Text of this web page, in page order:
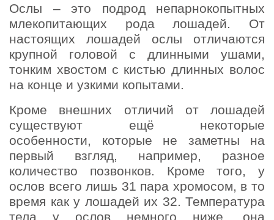
Ослы – это подрод непарнокопытных
млекопитающих рода лошадей. От
настоящих лошадей ослы отличаются
крупной головой с длинными ушами,
тонким хвостом с кистью длинных волос
на конце и узкими копытами.
Кроме внешних отличий от лошадей
существуют ещё некоторые
особенности, которые не заметны на
первый взгляд, например, разное
количество позвонков. Кроме того, у
ослов всего лишь 31 пара хромосом, в то
время как у лошадей их 32. Температура
тела у ослов немного ниже, она